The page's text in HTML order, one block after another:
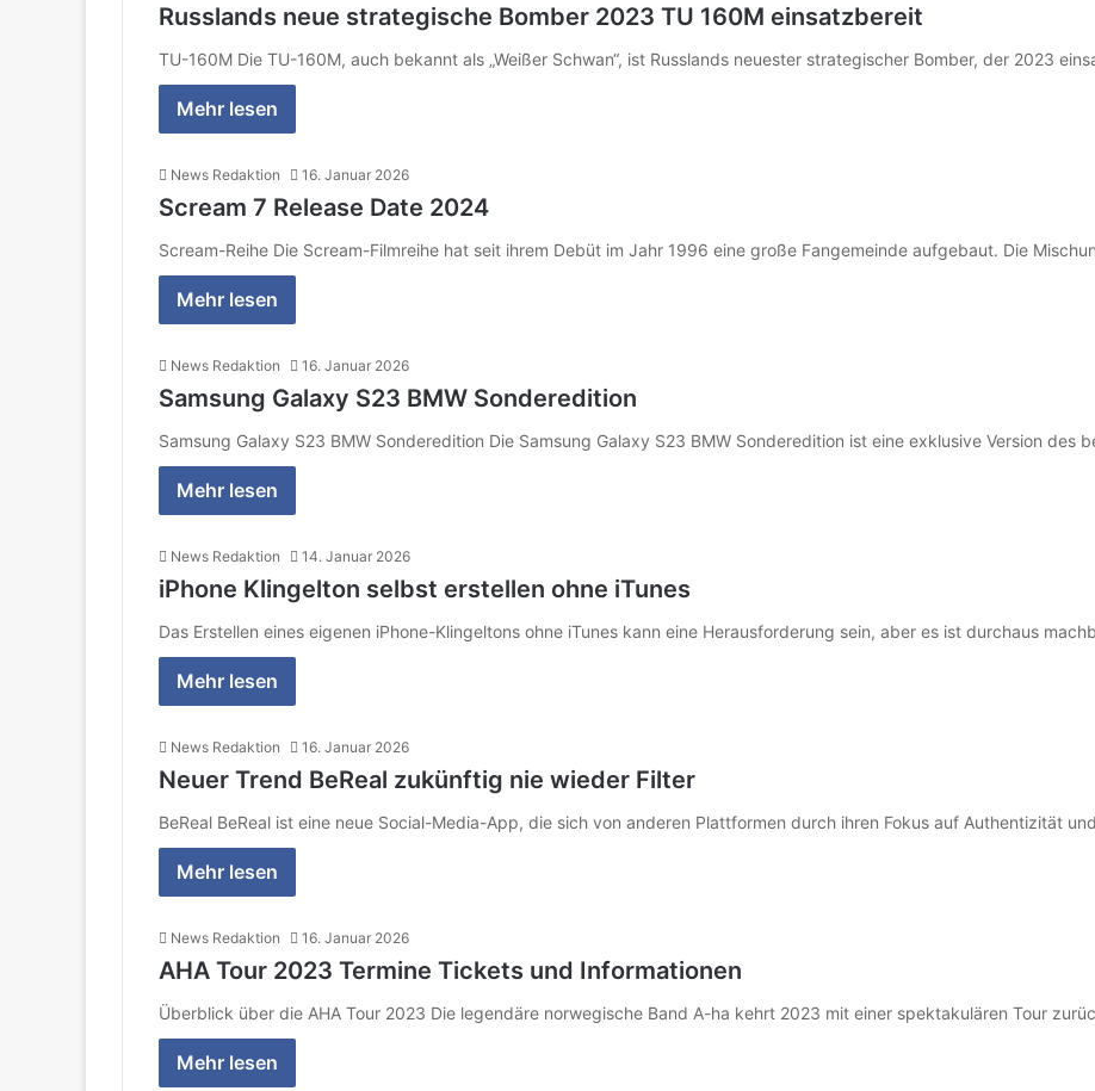
Russlands neue strategische Bomber 2023 TU 160M einsatzbereit
TU-160M Die TU-160M, auch bekannt als „Weißer Schwan“, ist Russlands neuester strategischer Bomber, der 2023
Mehr lesen
News Redaktion 16. Januar 2026
Scream 7 Release Date 2024
Scream-Reihe Die Scream-Filmreihe hat seit ihrem Debüt im Jahr 1996 eine große Fangemeinde aufgebaut. Die
Mehr lesen
News Redaktion 16. Januar 2026
Samsung Galaxy S23 BMW Sonderedition
Samsung Galaxy S23 BMW Sonderedition Die Samsung Galaxy S23 BMW Sonderedition ist eine exklusive Version des
Mehr lesen
News Redaktion 14. Januar 2026
iPhone Klingelton selbst erstellen ohne iTunes
Das Erstellen eines eigenen iPhone-Klingeltons ohne iTunes kann eine Herausforderung sein, aber es ist durchaus
Mehr lesen
News Redaktion 16. Januar 2026
Neuer Trend BeReal zukünftig nie wieder Filter
BeReal BeReal ist eine neue Social-Media-App, die sich von anderen Plattformen durch ihren Fokus auf Authentizität
Mehr lesen
News Redaktion 16. Januar 2026
AHA Tour 2023 Termine Tickets und Informationen
Überblick über die AHA Tour 2023 Die legendäre norwegische Band A-ha kehrt 2023 mit einer spektakulären Tour
Mehr lesen